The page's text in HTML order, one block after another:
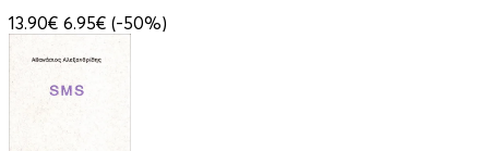
13.90€ 6.95€ (-50%)